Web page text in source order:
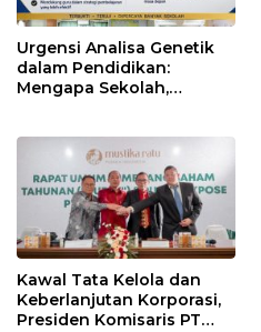
Urgensi Analisa Genetik
dalam Pendidikan:
Mengapa Sekolah,
Menggunakan
PRIMAGEN.id
Kawal Tata Kelola dan
Keberlanjutan Korporasi,
Presiden Komisaris PT